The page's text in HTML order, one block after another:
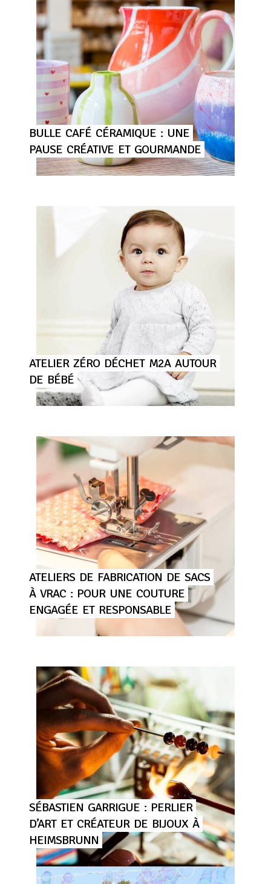
BULLE CAFÉ CÉRAMIQUE : UNE
PAUSE CRÉATIVE ET GOURMANDE
ATELIER ZÉRO DÉCHET M2A AUTOUR
DE BÉBÉ
ATELIERS DE FABRICATION DE SACS
À VRAC : POUR UNE COUTURE
ENGAGÉE ET RESPONSABLE
SÉBASTIEN GARRIGUE : PERLIER
D’ART ET CRÉATEUR DE BIJOUX À
HEIMSBRUNN